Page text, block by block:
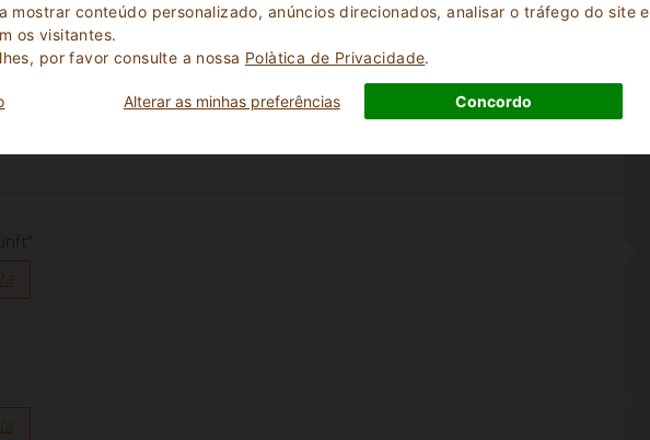
mostrar conteúdo personalizado, anúncios direcionados, analisar o tráfego do site e
os visitantes.
por favor consulte a nossa Polà­tica de Privacidade.
Alterar as minhas preferências Concordo
de massa”